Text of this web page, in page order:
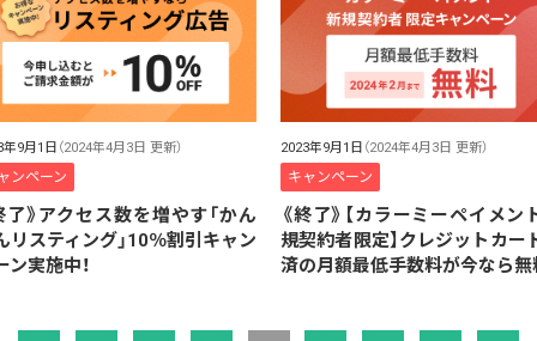
年9月1日 （2024年4月3日 更新）
ンペーン
了》アクセス数を増やす「かん
リスティング」10％割引キャン
ン実施中！
2023年9月1日 （2024年4月3日 更新）
キャンペーン
《終了》【カラーミーペイメン
規契約者限定】クレジットカー
済の月額最低手数料が今なら無